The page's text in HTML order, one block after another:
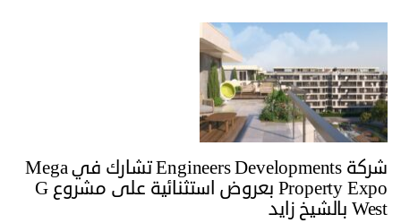
شركة Engineers Developments تشارك في Mega
Property Expo بعروض استثنائية على مشروع G
West بالشيخ زايد